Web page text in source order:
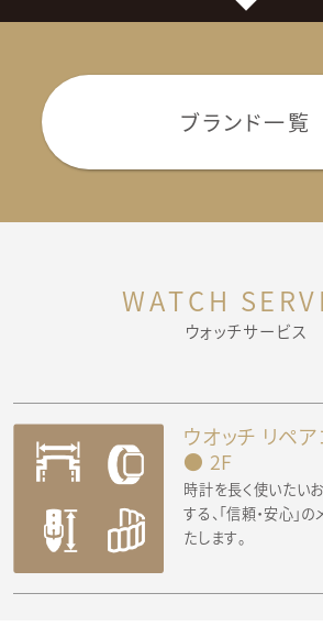
ブランド一覧
WATCH
ウォッチサービス
ウオッチ リペ
● 2F
時計を長く使いたい
する、「信頼・安心」
たします。